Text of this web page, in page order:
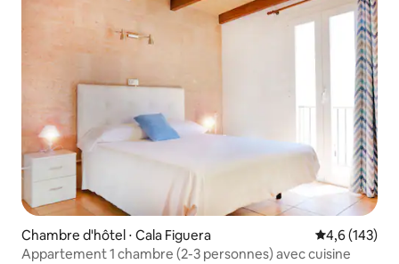
Chambre d'hôtel ⋅ Cala Figuera Évaluation
4,6 (143)
Appartement 1 chambre (2-3 personnes) avec cuisine